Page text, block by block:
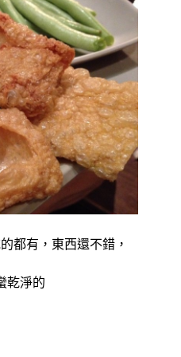
都有，東西還不錯，
乾淨的